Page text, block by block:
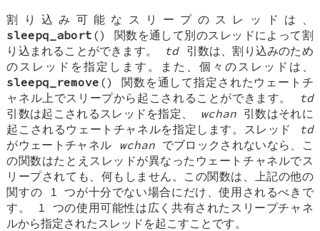
割り込み可能なスリープのスレッドは、
sleepq_abort () 関数を通して別のスレッドによって割
り込まれることができます。
td引数は、割り込みのため
のスレッドを指定します。また、個々のスレッドは、
sleepq_remove () 関数を通して指定されたウェートチ
ャネル上でスリープから起こされることができます。
td
引数は起こされるスレッドを指定、 wchan引数はそれに
起こされるウェートチャネルを指定します。スレッド
td
がウェートチャネル wchanでブロックされないなら、こ
の関数はたとえスレッドが異なったウェートチャネルでス
リープされても、何もしません。この関数は、上記の他の
関すの 1 つが十分でない場合にだけ、使用されるべきで
す。 1 つの使用可能性は広く共有されたスリープチャネ
ルから指定されたスレッドを起こすことです。